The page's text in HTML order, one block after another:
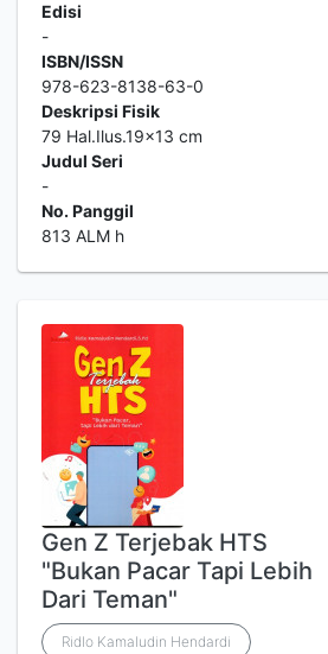
Edisi
-
ISBN/ISSN
978-623-8138-63-0
Deskripsi Fisik
79 Hal.Ilus.19x13 cm
Judul Seri
-
No. Panggil
813 ALM h
Gen Z Terjebak HTS
"Bukan Pacar Tapi Lebih
Dari Teman"
Ridlo Kamaludin Hendardi